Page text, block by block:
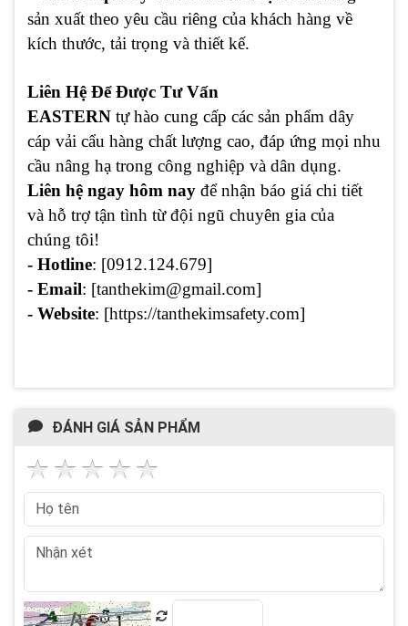
sản xuất theo yêu cầu riêng của khách hàng về
kích thước, tải trọng và thiết kế.
Liên Hệ Để Được Tư Vấn
EASTERN tự hào cung cấp các sản phẩm dây
cáp vải cẩu hàng chất lượng cao, đáp ứng mọi nhu
cầu nâng hạ trong công nghiệp và dân dụng.
Liên hệ ngay hôm nay để nhận báo giá chi tiết
và hỗ trợ tận tình từ đội ngũ chuyên gia của
chúng tôi!
- Hotline: [0912.124.679]
- Email: [tanthekim@gmail.com]
- Website: [https://tanthekimsafety.com]
ĐÁNH GIÁ SẢN PHẨM